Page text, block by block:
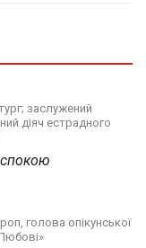
заслужений
діяч естрадного
голова опікунської